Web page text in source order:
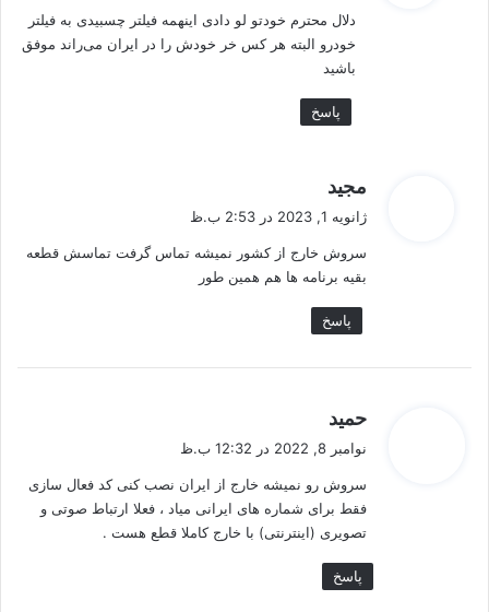
دلال محترم خودتو لو دادی اینهمه فیلتر چسبیدی به فیلتر
خودرو البته هر کس خر خودش را در ایران می‌راند موفق
باشید
پاسخ
مجید
ف
:
ژانویه 1, 2023 در 2:53 ب.ظ
سروش خارج از کشور نمیشه تماس گرفت تماسش قطعه
بقیه برنامه ها هم همین طور
پاسخ
حمید
ف
:
نوامبر 8, 2022 در 12:32 ب.ظ
سروش رو نمیشه خارج از ایران نصب کنی کد فعال سازی
فقط برای شماره های ایرانی میاد ، فعلا ارتباط صوتی و
تصویری (اینترنتی) با خارج کاملا قطع هست .
پاسخ